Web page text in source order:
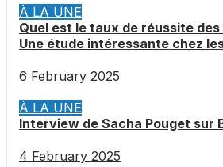
À LA UNE
Quel est le taux de réussite
Une étude intéressante chez
6 February 2025
À LA UNE
Interview de Sacha Pouget sur
4 February 2025